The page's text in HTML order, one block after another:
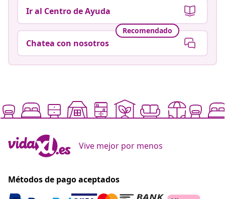
Ir al Centro de Ayuda
Recomendado
Chatea con nosotros
Vive mejor por menos
Métodos de pago aceptados